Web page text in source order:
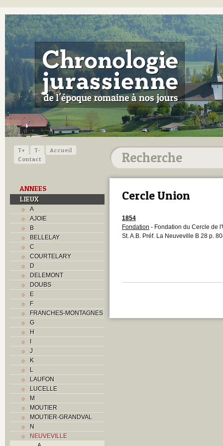
T+ T-
Accueil
Contact
ANNEES
LIEUX
A
AJOIE
B
BELLELAY
C
COURTELARY
D
DELEMONT
DOUBS
E
F
FRANCHES-MONTAGNES
G
H
I
J
K
L
LAUFON
LUCELLE
M
MOUTIER
MOUTIER-GRANDVAL
N
NEUVEVILLE
Cercle Union
1854
Fondation - Fondation du Cercle de
St. A.B. Préf. La Neuveville B 28 p.